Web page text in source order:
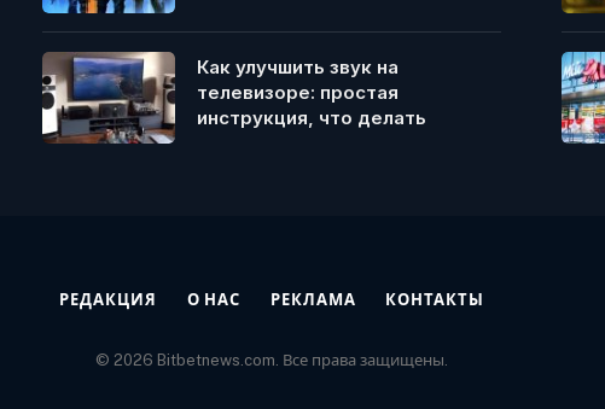
Как улучшить звук на
телевизоре: простая
инструкция, что делать
РЕДАКЦИЯ О НАС РЕКЛАМА КОНТАКТЫ
© 2026 Bitbetnews.com. Все права защищены.